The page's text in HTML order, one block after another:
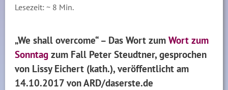
Lesezeit: ~ 8 Min.
„We shall overcome“ – Das Wort zumWort zum
Sonntag zum Fall Peter Steudtner, gesprochen
von Lissy Eichert (kath.), veröffentlicht am
14.10.2017 von ARD/daserste.de